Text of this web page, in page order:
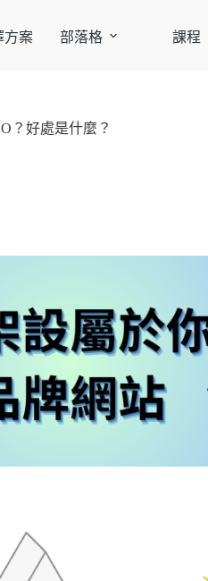
方案 部落格 課程
？好處是什麼？